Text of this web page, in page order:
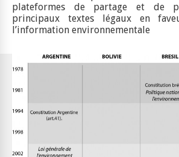
plateformes de partage et de
principaux textes légaux en
l’information environnementale